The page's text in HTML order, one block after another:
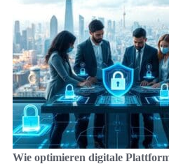
Wie optimieren digitale